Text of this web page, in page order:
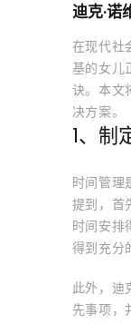
迪克·
在现代社
基的女儿
诀。本文
决方案。
1、制
时间管理
提到，首
时间安排
得到充分
此外，迪
先事项，